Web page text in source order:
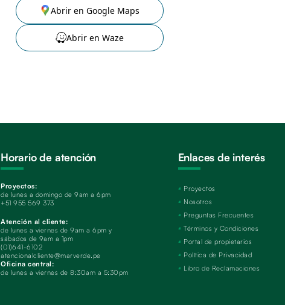
Abrir en Google Maps
Abrir en Waze
Horario de atención
Proyectos:
de lunes a domingo de 9am a 6pm
+51 955 569 373
Atención al cliente:
de lunes a viernes de 9am a 6pm y
sábados de 9am a 1pm
(01)641-6102
atencionalcliente@marverde.pe
Oficina central:
de lunes a viernes de 8:30am a 5:30pm
Enlaces de interés
Proyectos
Nosotros
Preguntas Frecuentes
Términos y Condiciones
Portal de propietarios
Política de Privacidad
Libro de Reclamaciones